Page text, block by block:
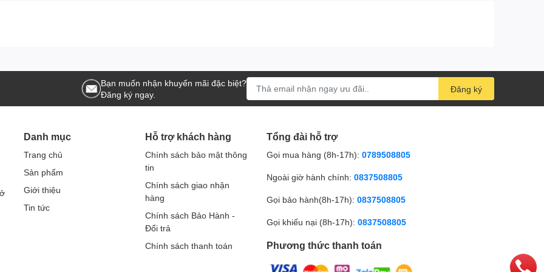
độ cao, giúp tạo ra trải nghiệm vận hành thoải mái và linh
độ bền và an toàn trong quá trình sử dụng, làm cho chiếc
thu gom rác một cách thuận tiện và sạch sẽ.
khách sạn, nhà hàng, mà còn là lựa chọn tốt cho vệ sinh
có diện tích lớn.
Bạn muốn nhận khuyến mãi đặc biệt?
Đăng ký ngay.
Đăng ký
Danh mục
Trang chủ
Sản phẩm
Giới thiệu
Tin tức
Hỗ trợ khách hàng
Chính sách bảo mật thông
tin
Chính sách giao nhận
hàng
Chính sách Bảo Hành -
Đổi trả
Chính sách thanh toán
Tổng đài hỗ trợ
Gọi mua hàng (8h-17h): 0789508805
Ngoài giờ hành chính: 0837508805
Gọi bảo hành(8h-17h): 0837508805
Gọi khiếu nại (8h-17h): 0837508805
Phương thức thanh toán